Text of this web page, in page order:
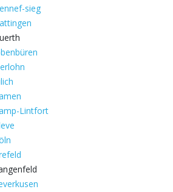
sieg
Lintfort